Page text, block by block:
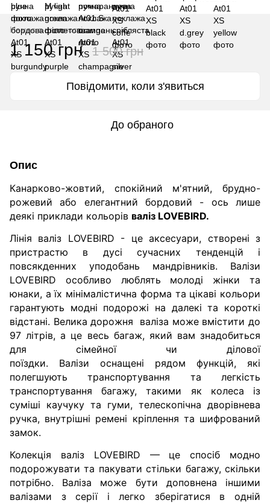
Немає в наявності
1 150 грн 1 500 грн
Повідомити, коли з'явиться
До обраного
Опис
Канарково-жовтий, спокійний м'ятний, брудно-
рожевий або елегантний бордовий - ось лише
деякі приклади кольорів валіз LOVEBIRD.
Лінія валіз LOVEBIRD - це аксесуари, створені з
пристрастю в дусі сучасних тенденцій і
повсякденних уподобань мандрівників. Валізи
LOVEBIRD особливо люблять молоді жінки та
юнаки, а їх мінімалістична форма та цікаві кольори
гарантують модні подорожі на далекі та короткі
відстані. Велика дорожня валіза може вмістити до
97 літрів, а це весь багаж, який вам знадобиться
для сімейної чи ділової
поїздки.
Валізи оснащені рядом функцій, які
полегшують транспортування та легкість
транспортування багажу, такими як колеса із
суміші каучуку та гуми, телескопічна дворівнева
ручка, внутрішні ремені кріплення та шифрований
замок.
Колекція валіз LOVEBIRD — це спосіб модно
подорожувати та пакувати стільки багажу, скільки
потрібно. Валіза може бути доповнена іншими
валізами з серії і легко зберігатися в одній